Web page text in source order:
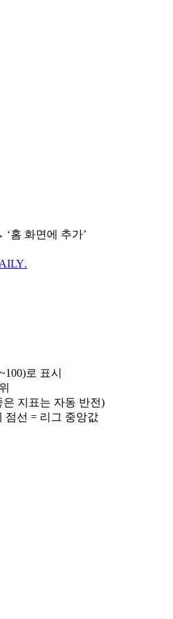
홈 화면에 추가’
.
로 표시
은 지표는 자동 반전)
점선 = 리그 중앙값